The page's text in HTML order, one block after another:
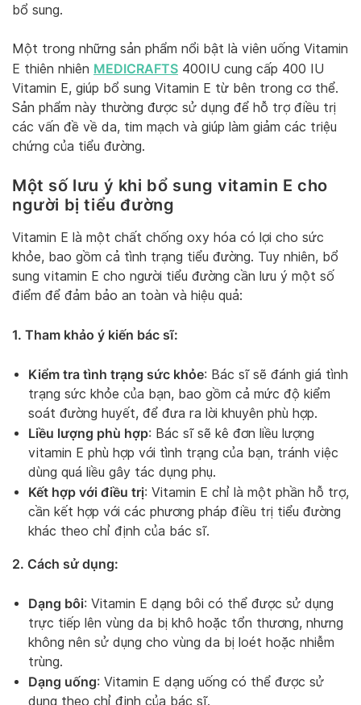
bổ sung.
Một trong những sản phẩm nổi bật là viên uống Vitamin
E thiên nhiên MEDICRAFTS 400IU cung cấp 400 IU
Vitamin E, giúp bổ sung Vitamin E từ bên trong cơ thể.
Sản phẩm này thường được sử dụng để hỗ trợ điều trị
các vấn đề về da, tim mạch và giúp làm giảm các triệu
chứng của tiểu đường.
Một số lưu ý khi bổ sung vitamin E cho
người bị tiểu đường
Vitamin E là một chất chống oxy hóa có lợi cho sức
khỏe, bao gồm cả tình trạng tiểu đường. Tuy nhiên, bổ
sung vitamin E cho người tiểu đường cần lưu ý một số
điểm để đảm bảo an toàn và hiệu quả:
1. Tham khảo ý kiến bác sĩ:
Kiểm tra tình trạng sức khỏe: Bác sĩ sẽ đánh giá tình
trạng sức khỏe của bạn, bao gồm cả mức độ kiểm
soát đường huyết, để đưa ra lời khuyên phù hợp.
Liều lượng phù hợp: Bác sĩ sẽ kê đơn liều lượng
vitamin E phù hợp với tình trạng của bạn, tránh việc
dùng quá liều gây tác dụng phụ.
Kết hợp với điều trị: Vitamin E chỉ là một phần hỗ trợ,
cần kết hợp với các phương pháp điều trị tiểu đường
khác theo chỉ định của bác sĩ.
2. Cách sử dụng:
Dạng bôi: Vitamin E dạng bôi có thể được sử dụng
trực tiếp lên vùng da bị khô hoặc tổn thương, nhưng
không nên sử dụng cho vùng da bị loét hoặc nhiễm
trùng.
Dạng uống: Vitamin E dạng uống có thể được sử
dụng theo chỉ định của bác sĩ.